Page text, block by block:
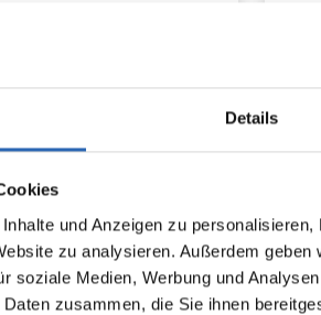
Details
und Anzeigen zu
zu analysieren. Außerdem
soziale Medien, Werbung und
zusammen, die Sie ihnen
0km
Laufleistung
390kw
Leistung